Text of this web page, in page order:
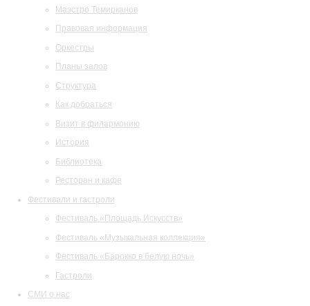
Маэстро Темирканов
Правовая информация
Оркестры
Планы залов
Структура
Как добраться
Визит в филармонию
История
Библиотека
Ресторан и кафе
Фестивали и гастроли
Фестиваль «Площадь Искусств»
Фестиваль «Музыкальная коллекция»
Фестиваль «Барокко в белую ночь»
Гастроли
СМИ о нас